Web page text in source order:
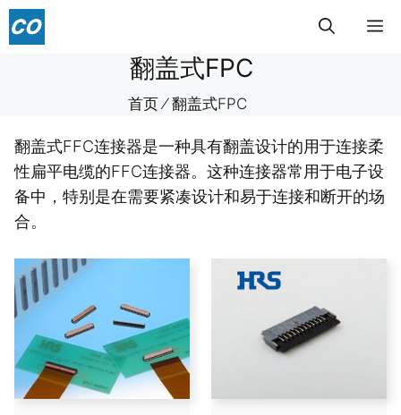
跳
至
菜
翻盖式FPC
首页⁄翻盖式FPC
翻盖式FFC连接器是一种具有翻盖设计的用于连接柔
性扁平电缆的FFC连接器。这种连接器常用于电子设
备中，特别是在需要紧凑设计和易于连接和断开的场
合。